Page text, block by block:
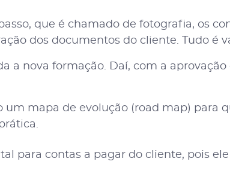
que é chamado de fotografia, os
dos documentos do cliente. Tudo é
a nova formação. Daí, com a
um mapa de evolução (road map) para
para contas a pagar do cliente, pois